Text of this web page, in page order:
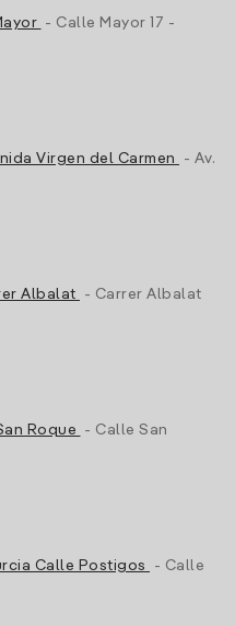
- Calle Mayor 17 -
Virgen del Carmen
- Av.
Albalat
- Carrer Albalat
Roque
- Calle San
Calle Postigos
- Calle